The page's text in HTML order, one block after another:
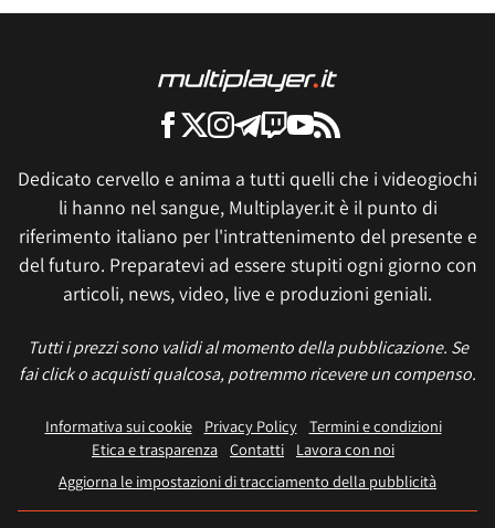
Dedicato cervello e anima a tutti quelli che i videogiochi
li hanno nel sangue, Multiplayer.it è il punto di
riferimento italiano per l'intrattenimento del presente e
del futuro. Preparatevi ad essere stupiti ogni giorno con
articoli, news, video, live e produzioni geniali.
Tutti i prezzi sono validi al momento della pubblicazione. Se
fai click o acquisti qualcosa, potremmo ricevere un compenso.
Informativa sui cookie Privacy Policy
Termini e condizioni
Etica e trasparenza Contatti
Lavora con noi
Aggiorna le impostazioni di tracciamento della pubblicità